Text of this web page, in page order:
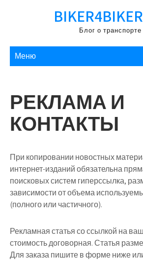
Блог о транспорте
Меню
РЕКЛАМА И
КОНТАКТЫ
При копировании новостных
интернет-изданий обязательна
поисковых систем гиперссылка,
зависимости от объема
(полного или частичного).
Рекламная статья со ссылкой на
стоимость договорная. Статья
Для заказа пишите в форме ниже